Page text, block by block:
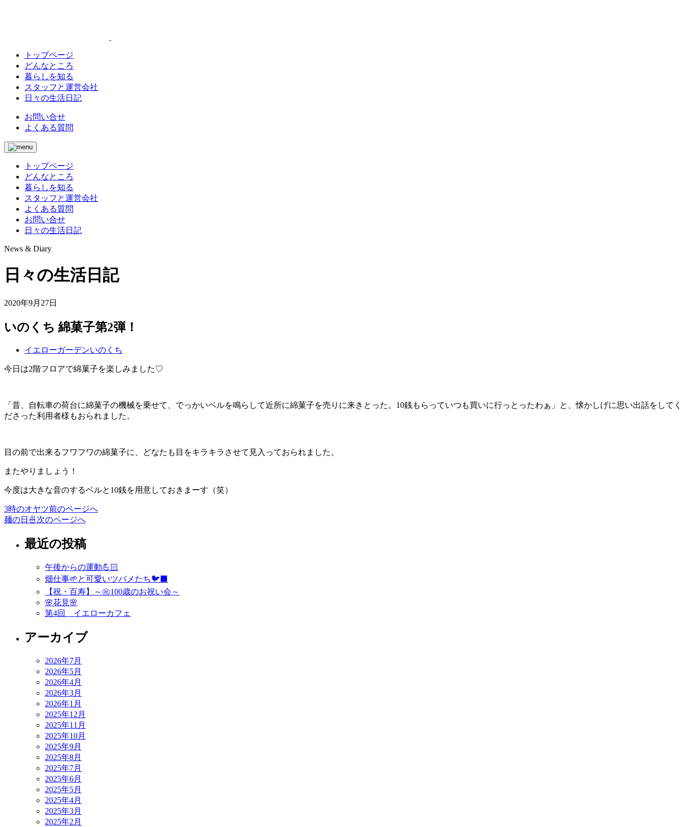
トップページ
どんなところ
暮らしを知る
スタッフと運営会社
日々の生活日記
お問い合せ
よくある質問
トップページ
どんなところ
暮らしを知る
スタッフと運営会社
よくある質問
お問い合せ
日々の生活日記
News & Diary
日々の生活日記
2020年9月27日
いのくち 綿菓子第2弾！
イエローガーデンいのくち
今日は2階フロアで綿菓子を楽しみました♡
「昔、自転車の荷台に綿菓子の機械を乗せて、でっかいベルを鳴らして近所に綿菓子を売りに来きとった。10銭もらっていつも買いに行っとったわぁ」と、懐かしげに思い出話をしてく
ださった利用者様もおられました。
目の前で出来るフワフワの綿菓子に、どなたも目をキラキラさせて見入っておられました。
またやりましょう！
今度は大きな音のするベルと10銭を用意しておきまーす（笑）
投
3時のオヤツ前のページへ
麺の日🍜 次のページへ
最近の投稿
午後からの運動💪🏻
畑仕事🌱と可愛いツバメたち🐦‍⬛
【祝・百寿】～㊗️100歳のお祝い会～
🌸花見🌸
第4回 イエローカフェ
アーカイブ
2026年7月
2026年5月
2026年4月
2026年3月
2026年1月
2025年12月
2025年11月
2025年10月
2025年9月
2025年8月
2025年7月
2025年6月
2025年5月
2025年4月
2025年3月
2025年2月